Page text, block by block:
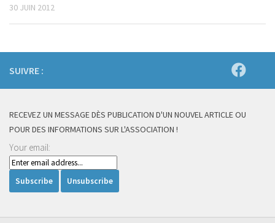
30 JUIN 2012
SUIVRE :
RECEVEZ UN MESSAGE DÈS PUBLICATION D'UN NOUVEL ARTICLE OU
POUR DES INFORMATIONS SUR L'ASSOCIATION !
Your email: